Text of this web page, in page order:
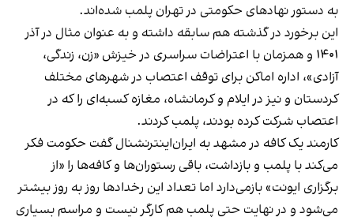
به دستور نهادهای حکومتی در تهران پلمب شده‌اند.
این برخورد در گذشته هم سابقه داشته و به عنوان مثال در آذر
۱۴۰۱ و همزمان با اعتراضات سراسری در خیزش «زن، زندگی،
آزادی»، اداره اماکن برای توقف اعتصاب در شهرهای مختلف
کردستان و نیز در ایلام و کرمانشاه، مغازه کسبه‌ای را که در
اعتصاب شرکت کرده بودند، پلمب کردند.
کارمند یک کافه در مشهد به ایران‌اینترنشنال گفت حکومت فکر
می‌کند با پلمب و بازداشت، باقی رستوران‌ها و کافه‌ها را «از
برگزاری ایونت» بازمی‌دارد اما تعداد این رخدادها روز به روز بیشتر
می‌شود و در نهایت حتی پلمب هم کارگر نیست و مراسم بسیاری